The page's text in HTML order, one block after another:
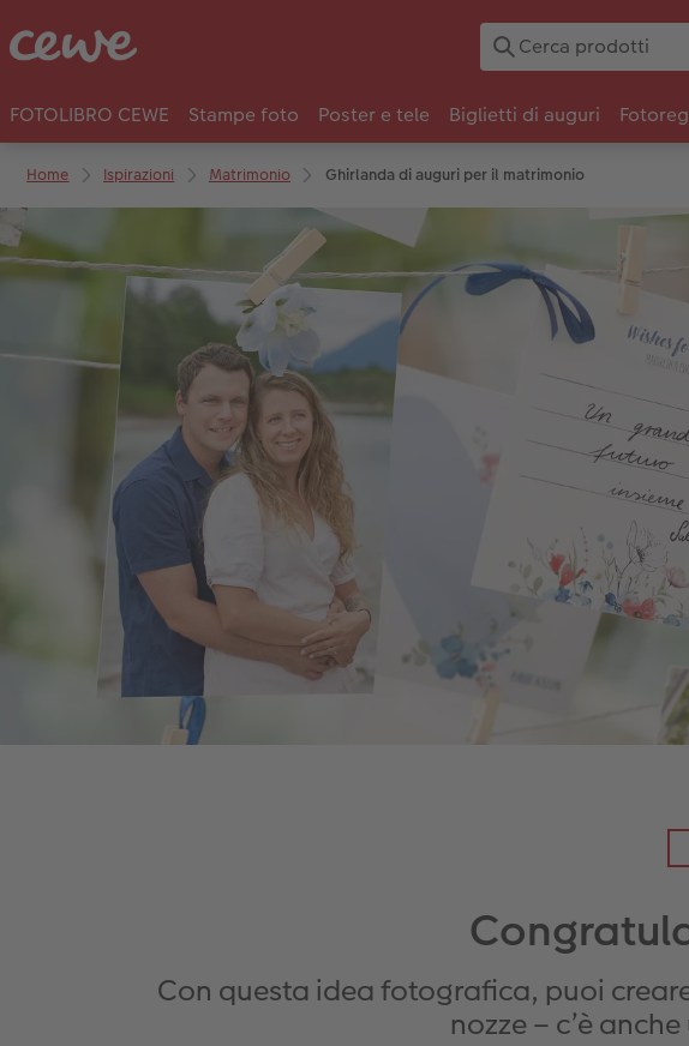
FOTOLIBRO CEWE Stampe foto Poster e tele Biglietti di auguri
Home Ispirazioni Matrimonio Ghirlanda di auguri per il matrimonio
Con questa idea fotografica, puoi
nozze – c’è